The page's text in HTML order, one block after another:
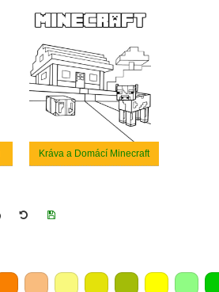
Kráva a Domácí Minecraft